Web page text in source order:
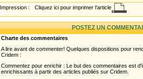
Impression : Cliquez ici pour imprimer l'article
POSTEZ UN
Charte des commentaires
A lire avant de commenter! Quelques dispositions pour
Cridem :
Commentez pour enrichir : Le but des commentaires est
enrichissants à partir des articles publiés sur Cridem.